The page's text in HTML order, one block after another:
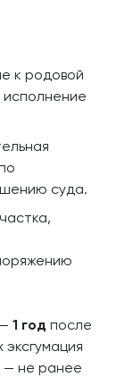
к родовой
исполнение
суда.
1 год после
— не ранее